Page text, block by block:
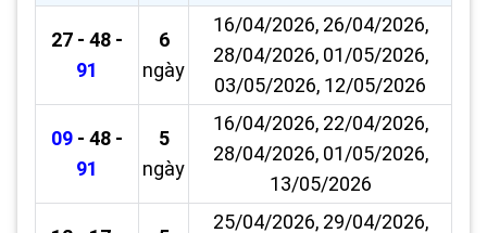
27 - 48 -
91
6
ngày
16/04/2026, 26/04/2026,
28/04/2026, 01/05/2026,
03/05/2026, 12/05/2026
09 - 48 -
91
5
ngày
16/04/2026, 22/04/2026,
28/04/2026, 01/05/2026,
13/05/2026
25/04/2026, 29/04/2026,